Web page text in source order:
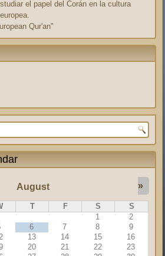
el papel del Corán en la cultura
Qur'an"
August »
T F S
S
1
2
6 7 8
9
13 14 15
16
20 21 22
23